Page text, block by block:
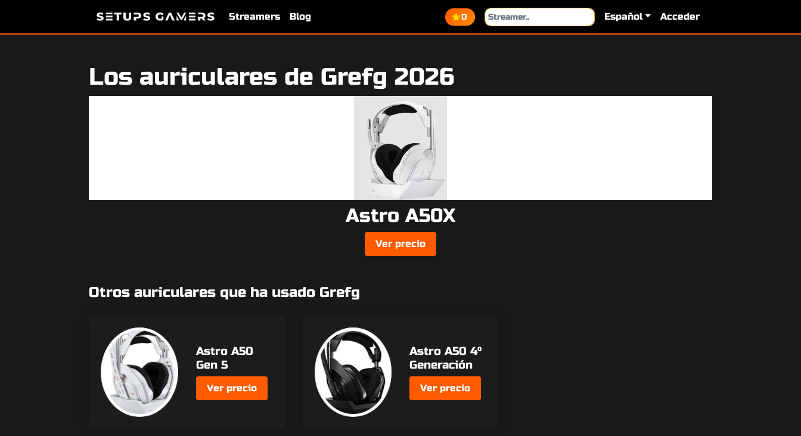
Streamers Blog 0 Español Acceder
Los auriculares de Grefg 2026
Astro A50X
Ver precio
Otros auriculares que ha usado Grefg
Astro A50
Gen 5
Ver precio
Astro A50 4º
Generación
Ver precio